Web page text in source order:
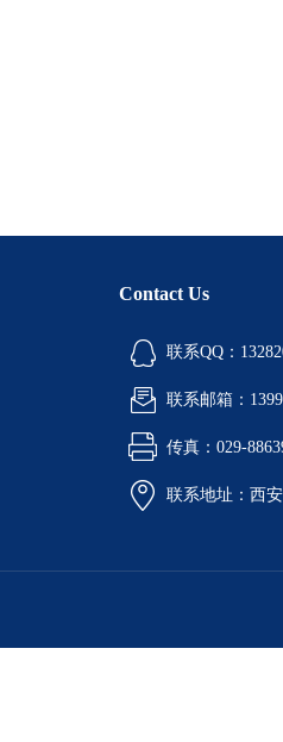
Contact Us
联系QQ：
联系邮箱：
传真：029-
联系地址：西